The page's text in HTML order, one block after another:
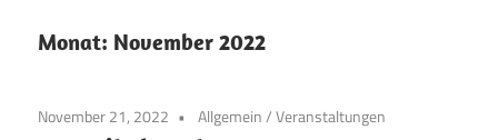
Darmstadt
Altstadt
Weststadt
Monat: November 2022
November 21, 2022 Allgemein/Veranstaltungen